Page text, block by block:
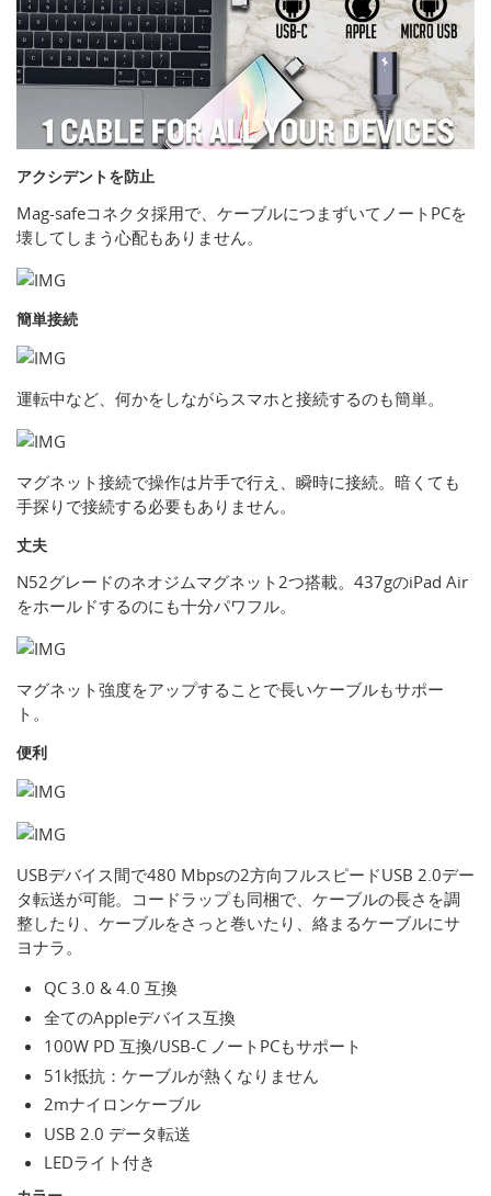
アクシデントを防止
Mag-safeコネクタ採用で、ケーブルにつまずいてノートPCを
壊してしまう心配もありません。
簡単接続
運転中など、何かをしながらスマホと接続するのも簡単。
マグネット接続で操作は片手で行え、瞬時に接続。暗くても
手探りで接続する必要もありません。
丈夫
N52グレードのネオジムマグネット2つ搭載。437gのiPad Air
をホールドするのにも十分パワフル。
マグネット強度をアップすることで長いケーブルもサポー
ト。
便利
USBデバイス間で480 Mbpsの2方向フルスピードUSB 2.0デー
タ転送が可能。コードラップも同梱で、ケーブルの長さを調
整したり、ケーブルをさっと巻いたり、絡まるケーブルにサ
ヨナラ。
QC 3.0 & 4.0 互換
全てのAppleデバイス互換
100W PD 互換/USB-C ノートPCもサポート
51k抵抗：ケーブルが熱くなりません
2mナイロンケーブル
USB 2.0 データ転送
LEDライト付き